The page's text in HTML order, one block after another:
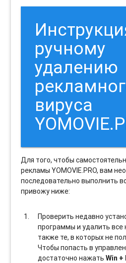
ручному
удалению
вируса
Для того, чтобы
рекламы YOMOVIE.PRO, вам
последовательно выполнить
привожу ниже:
Проверить недавно
программы и удалить все
также те, в которых не
Чтобы попасть в
достаточно нажатьWin +